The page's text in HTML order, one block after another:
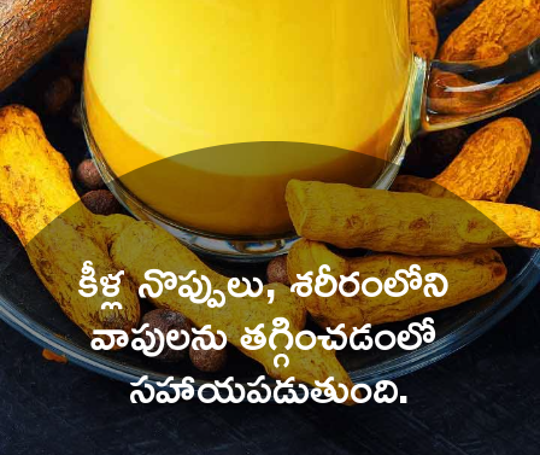
కీళ్ల నొప్పులు, శరీరంలోని
వాపులను తగ్గించడంలో
సహాయపడుతుంది.